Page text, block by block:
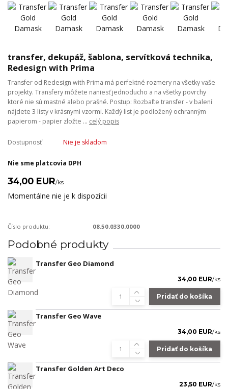
transfer, dekupáž, šablona, servítková technika,
Redesign with Prima
Transfer od Redesign with Prima má perfektné rozmery na všetky vaše
projekty. Transfery môžete naniesť jednoducho a na všetky povrchy
ktoré nie sú mastné alebo prašné. Postup: Rozbaľte transfer - v balení
nájdete 3 listy v krásnymi vzormi. Každý list je podložený ochranným
papierom - papier zložte ... celý popis
Dostupnosť Nie je skladom
Nie sme platcovia DPH
34,00 EUR/ks
Momentálne nie je k dispozícii
Číslo produktu: 08.50.0330.0000
Podobné produkty
Transfer Geo Diamond
34,00 EUR/ks
Pridať do košíka
Transfer Geo Wave
34,00 EUR/ks
Pridať do košíka
Transfer Golden Art Deco
23,50 EUR/ks